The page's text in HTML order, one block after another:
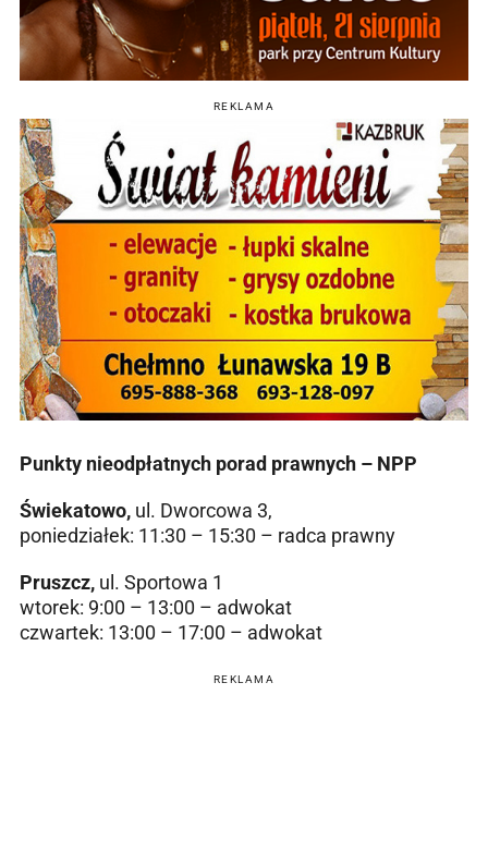
REKLAMA
Punkty nieodpłatnych porad prawnych – NPP
Świekatowo, ul. Dworcowa 3,
poniedziałek: 11:30 – 15:30 – radca prawny
Pruszcz, ul. Sportowa 1
wtorek: 9:00 – 13:00 – adwokat
czwartek: 13:00 – 17:00 – adwokat
REKLAMA